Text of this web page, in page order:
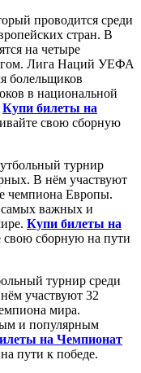
проводится среди
стран. В
на четыре
Лига Наций УЕФА
болельщиков
в национальной
Купи билеты на
свою сборную
турнир
В нём участвуют
чемпиона Европы.
самых важных и
Купи билеты на
свою сборную на пути
турнир среди
участвуют 32
мира.
и популярным
на Чемпионат
пути к победе.